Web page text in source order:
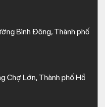
Bình Đông, Thành phố
Chợ Lớn, Thành phố Hồ